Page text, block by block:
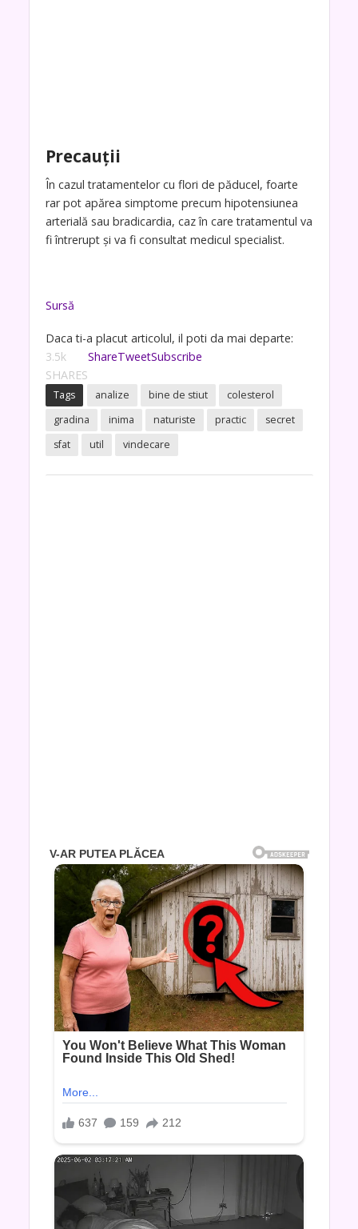
Precauţii
În cazul tratamentelor cu flori de păducel, foarte
rar pot apărea simptome precum hipotensiunea
arterială sau bradicardia, caz în care tratamentul va
fi întrerupt şi va fi consultat medicul specialist.
Sursă
Daca ti-a placut articolul, il poti da mai departe:
3.5k
SHARES
ShareTweetSubscribe
Tags analize bine de stiut
colesterol
gradina
inima naturiste practic
secret
sfat
util vindecare